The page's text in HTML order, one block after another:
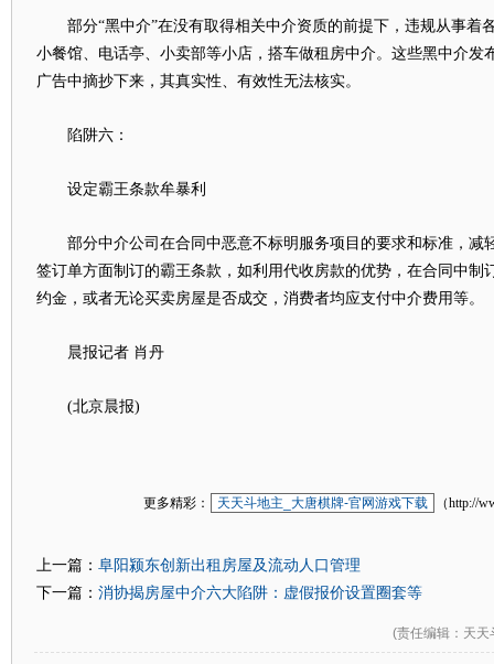
部分“黑中介”在没有取得相关中介资质的前提下，违规从事着
小餐馆、电话亭、小卖部等小店，搭车做租房中介。这些黑中介发
广告中摘抄下来，其真实性、有效性无法核实。
陷阱六：
设定霸王条款牟暴利
部分中介公司在合同中恶意不标明服务项目的要求和标准，减
签订单方面制订的霸王条款，如利用代收房款的优势，在合同中制
约金，或者无论买卖房屋是否成交，消费者均应支付中介费用等。
晨报记者 肖丹
(北京晨报)
更多精彩： 天天斗地主_大唐棋牌-官网游戏下载 （http://
上一篇： 阜阳颍东创新出租房屋及流动人口管理
下一篇： 消协揭房屋中介六大陷阱：虚假报价设置圈套等
(责任编辑 ：天